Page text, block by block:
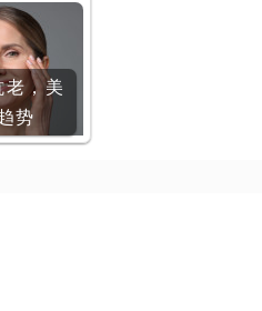
，美
势